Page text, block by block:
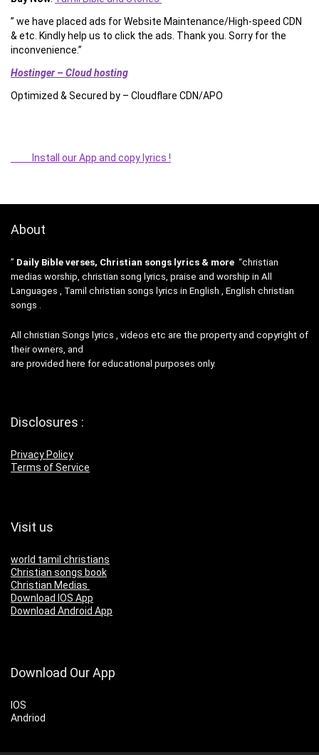
” we have placed ads for Website Maintenance/High-speed CDN
& etc. Kindly help us to click the ads. Thank you. Sorry for the
inconvenience.”
Hostinger – Cloud hosting
Optimized & Secured by – Cloudflare CDN/APO
Install our App and copy lyrics !
About
” Daily Bible verses, Christian songs lyrics & more “christian
medias worship, christian song lyrics, praise and worship in All
Languages , Tamil christian songs lyrics in English , English christian
songs .
All christian Songs lyrics , videos etc are the property and copyright of
their owners, and
are provided here for educational purposes only.
Disclosures :
Privacy Policy
Terms of Service
Visit us
world tamil christians
Christian songs book
Christian Medias
Download IOS App
Download Android App
Download Our App
IOS
Andriod